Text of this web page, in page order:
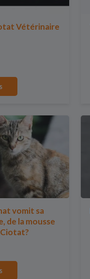
Vétérinaire
vomit sa
de la mousse
Ciotat?